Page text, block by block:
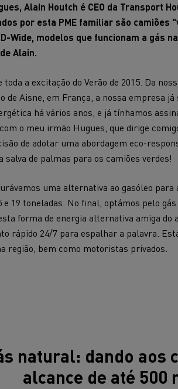
Renault Trucks E-tech
D Wide
a revolução do camião
os
Alain Houtch é CEO da Transport
por esta PME familiar são camiões
Wide, modelos que funcionam a gás
Alain.
a excitação do Verão de 2015. Da
de Aisne, em França, a nossa empresa
há vários anos, e já tínhamos
o meu irmão Hugues, que dirige
de adotar uma abordagem eco-
de palmas para os camiões verdes!
uma alternativa ao gasóleo para
e 19 toneladas. No final, optámos pelo
forma de energia alternativa amiga
rápido 24/7 para espalhar a palavra.
região, bem como motoristas privados.
natural: dando aos
alcance de até 500